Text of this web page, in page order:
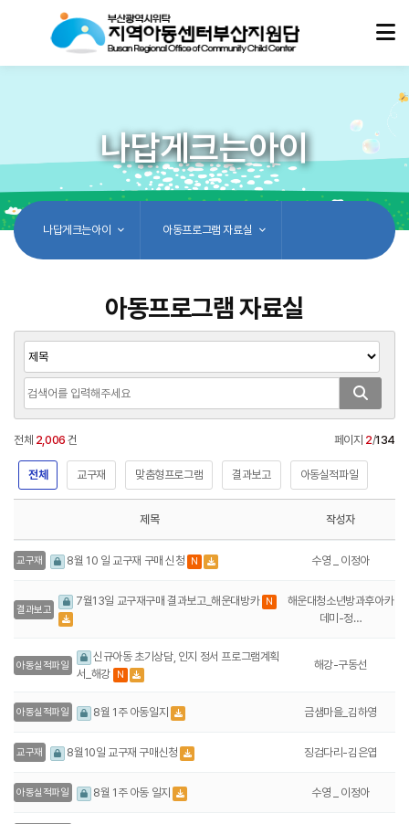
나답게크는아이
나답게크는아이 아동프로그램 자료실
아동프로그램 자료실
전체 2,006 건 페이지 2/134
전체 교구재 맞춤형프로그램 결과보고 아동실적파일
제목 작성자
교구재 8월 10 일 교구재 구매 신청 N 수영 _ 이정아
결과보고
7월13일 교구재구매 결과보고_해운대방카 N
해운대청소년방과후아카
데미-정…
아동실적파일
신규아동 초기상담, 인지 정서 프로그램계획
서_해강
N
해강-구동선
아동실적파일 8월 1주 아동일지 금샘마을_김하영
교구재 8월10일 교구재 구매신청 징검다리-김은엽
아동실적파일 8월 1주 아동 일지 수영 _ 이정아